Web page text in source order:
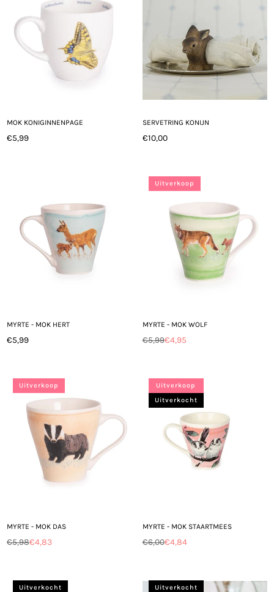
MOK KONIGINNENPAGE
Normale
€5,99
SERVETRING KONIJN
Normale
€10,00
MYRTE - MOK HERT
Normale
€5,99
Uitverkoop
MYRTE - MOK WOLF
Normale
€5,99€4,95
Uitverkoop
MYRTE - MOK DAS
Normale
€5,98€4,83
Uitverkoop
Uitverkocht
MYRTE - MOK STAARTMEES
Normale
€6,00€4,84
Uitverkocht Uitverkocht